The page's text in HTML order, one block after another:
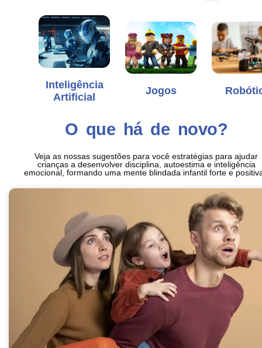
Inteligência
Artificial
Jogos
O que há de novo?
Veja as nossas sugestões para você estratégias para ajudar
crianças a desenvolver disciplina, autoestima e inteligência
emocional, formando uma mente blindada infantil forte e